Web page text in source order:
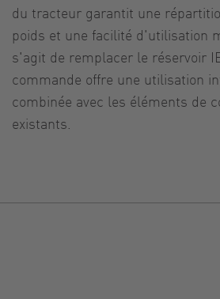
du tracteur garantit une
poids et une facilité d'utilisation
s'agit de remplacer le réservoir
commande offre une utilisation
combinée avec les éléments de
existants.